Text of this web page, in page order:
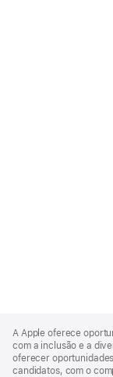
Footer
A Apple oferece
com a inclusão e a
oferecer
candidatos, com o